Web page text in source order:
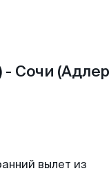
Сочи
вылет из